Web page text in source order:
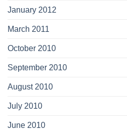
January 2012
March 2011
October 2010
September 2010
August 2010
July 2010
June 2010